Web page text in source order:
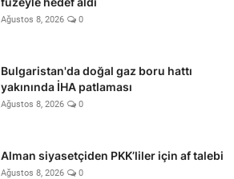
Ağustos 8, 2026 0
Bulgaristan'da doğal gaz boru hattı
yakınında İHA patlaması
Ağustos 8, 2026 0
Alman siyasetçiden PKK’liler için af talebi
Ağustos 8, 2026 0